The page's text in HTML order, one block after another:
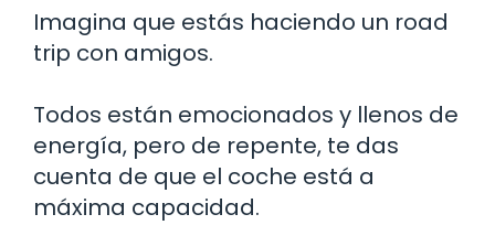
Imagina que estás haciendo un road
trip con amigos.
Todos están emocionados y llenos de
energía, pero de repente, te das
cuenta de que el coche está a
máxima capacidad.